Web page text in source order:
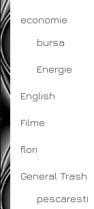
economie
bursa
Energie
English
Filme
flori
General Trash
pescaresti